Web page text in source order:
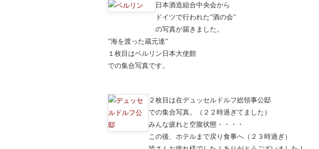
日本酒造組合中央会から
ドイツで行われた”酒の会”
の写真が届きました。
”海を渡った蔵元達”
１枚目はベルリン日本大使館
での集合写真です。
２枚目は在デュッセルドルフ総領事公邸
での集合写真。（２２時過ぎてました）
みんな疲れと空腹状態・・・・
この後、ホテルまで戻り食事へ（２３時過ぎ）